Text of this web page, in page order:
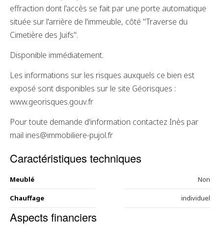
effraction dont l'accès se fait par une porte automatique
située sur l'arrière de l'immeuble, côté "Traverse du
Cimetière des Juifs".
Disponible immédiatement.
Les informations sur les risques auxquels ce bien est
exposé sont disponibles sur le site Géorisques :
www.georisques.gouv.fr
Pour toute demande d'information contactez Inès par
mail ines@immobiliere-pujol.fr
Caractéristiques techniques
Meublé Non
Chauffage individuel
Aspects financiers